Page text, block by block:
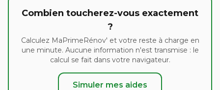
Combien toucherez-vous exactement
?
Calculez MaPrimeRénov' et votre reste à charge en
une minute. Aucune information n'est transmise : le
calcul se fait dans votre navigateur.
Simuler mes aides